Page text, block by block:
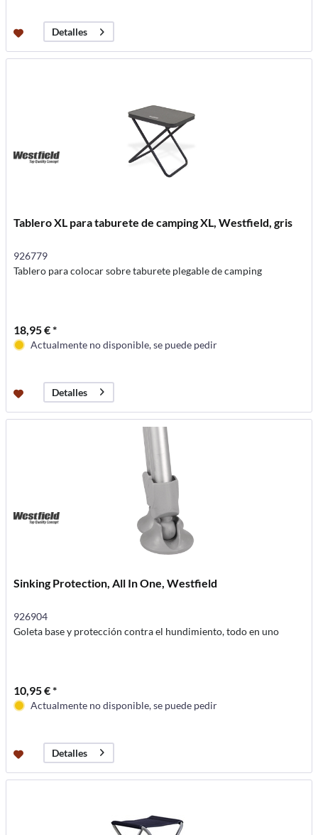
Detalles
Tablero XL para taburete de camping XL, Westfield, gris
926779
Tablero para colocar sobre taburete plegable de camping
18,95 € *
Actualmente no disponible, se puede pedir
Detalles
Sinking Protection, All In One, Westfield
926904
Goleta base y protección contra el hundimiento, todo en uno
10,95 € *
Actualmente no disponible, se puede pedir
Detalles